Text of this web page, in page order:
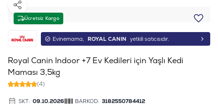
Ücretsiz Kargo
Paylaş
Evinemama, ROYAL CANIN yetkili satıcısıdır.
Royal Canin Indoor +7 Ev Kedileri için Yaşlı Kedi
Maması 3,5kg
(4)
SKT: 09.10.2026 BARKOD: 3182550784412